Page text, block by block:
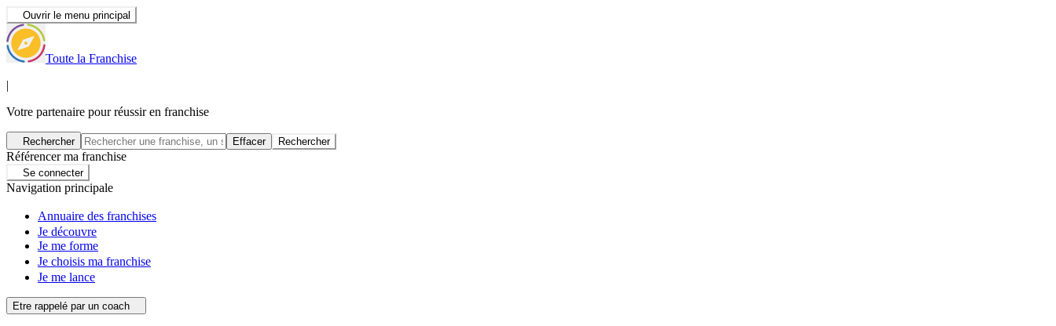
Ouvrir le menu principal
Toute la Franchise
|
Votre partenaire pour réussir en franchise
Rechercher Effacer Rechercher
Référencer ma franchise
Se connecter
Navigation principale
Annuaire des franchises
Je découvre
Je me forme
Je choisis ma franchise
Je me lance
Etre rappelé par un coach